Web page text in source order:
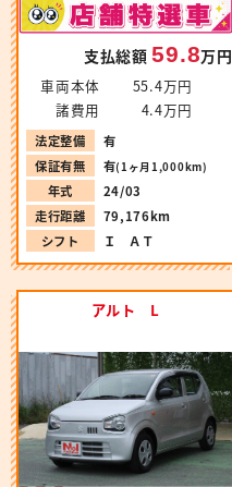
支払総額59.8万円
車両本体
55.4万円
諸費用
4.4万円
法定整備
有
保証有無
有(1ヶ月1,000km)
年式
24/03
走行距離
79,176km
シフト
Ｉ ＡＴ
アルト L